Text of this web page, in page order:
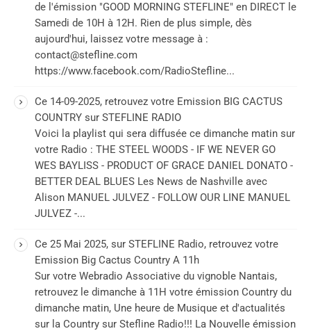
de l'émission "GOOD MORNING STEFLINE" en DIRECT le
Samedi de 10H à 12H. Rien de plus simple, dès
aujourd'hui, laissez votre message à :
contact@stefline.com
https://www.facebook.com/RadioStefline...
Ce 14-09-2025, retrouvez votre Emission BIG CACTUS
COUNTRY sur STEFLINE RADIO
Voici la playlist qui sera diffusée ce dimanche matin sur
votre Radio : THE STEEL WOODS - IF WE NEVER GO
WES BAYLISS - PRODUCT OF GRACE DANIEL DONATO -
BETTER DEAL BLUES Les News de Nashville avec
Alison MANUEL JULVEZ - FOLLOW OUR LINE MANUEL
JULVEZ -...
Ce 25 Mai 2025, sur STEFLINE Radio, retrouvez votre
Emission Big Cactus Country A 11h
Sur votre Webradio Associative du vignoble Nantais,
retrouvez le dimanche à 11H votre émission Country du
dimanche matin, Une heure de Musique et d'actualités
sur la Country sur Stefline Radio!!! La Nouvelle émission